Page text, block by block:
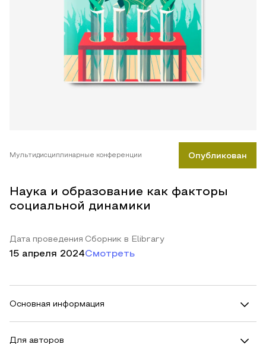
Мультидисциплинарные конференции Опубликован
Наука и образование как факторы
социальной динамики
Дата проведения
15 апреля 2024
Сборник в Elibrary
Смотреть
Основная информация
Для авторов